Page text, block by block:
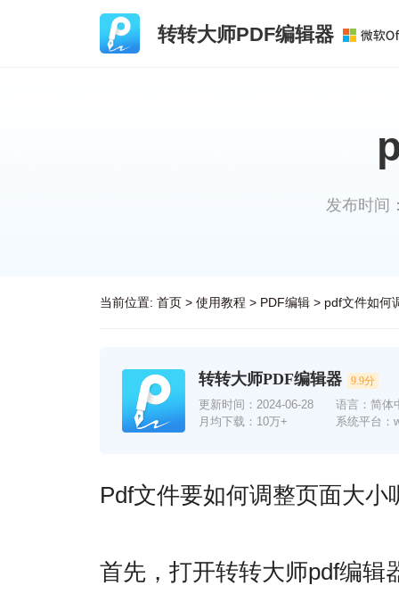
转转大师PDF编辑器
发布时间
当前位置: 首页> 使用教程 > PDF编辑> pdf文件如何
转转大师PDF编辑器 9.9分
更新时间： 2024-06-28
月均下载：10万+
语言：简体
系统平台：
Pdf文件要如何调整页面大
首先，打开转转大师pdf编辑